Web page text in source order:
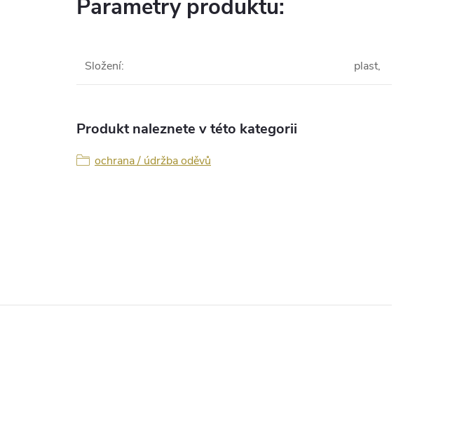
Parametry produktu:
Složení: plast,
Produkt naleznete v této kategorii
ochrana / údržba oděvů